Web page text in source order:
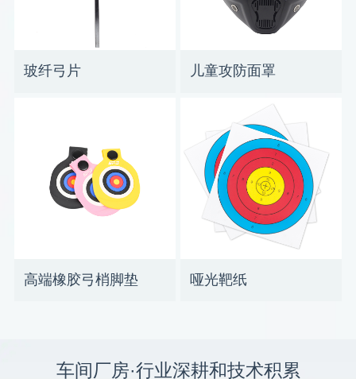
玻纤弓片 儿童攻防面罩
高端橡胶弓梢脚垫 哑光靶纸
车间厂房·行业深耕和技术积累